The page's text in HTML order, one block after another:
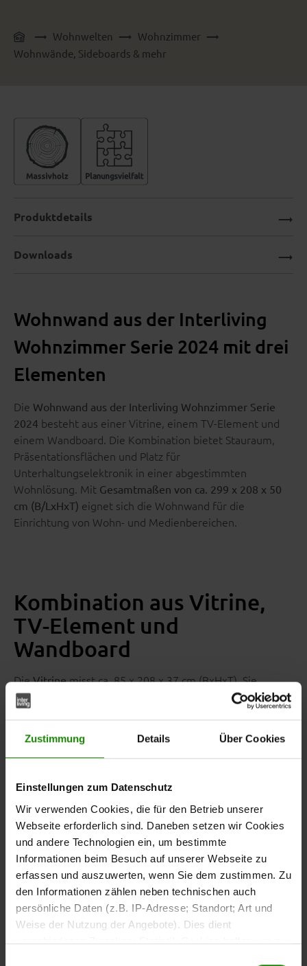
Zustimmung Details Über Cookies
Einstellungen zum Datenschutz
Wir verwenden Cookies, die für den Betrieb unserer
Webseite erforderlich sind. Daneben setzen wir Cookies
und andere Technologien ein, um bestimmte
Informationen beim Besuch auf unserer Webseite zu
erfassen und auszuwerten, wenn Sie dem zustimmen. Zu
den Informationen zählen neben technischen auch
persönliche Daten (z.B. IP-Adresse; Standort; Art und
Weise der Nutzung der Angebote). Dies dient
verschiedenen Zwecken: Statistik Cookies helfen uns zu
Wohnwelten
Wohnzimmer
Wohnwände, Sideboards & mehr
Wohnwand aus der Interliving
Wohnzimmer Serie 2024 mit drei
Elementen
Die Wohnwand aus der Interliving Wohnzimmer Serie
2024 besteht aus einer Vitrine, einem TV-Element und
einem Wandboard. Die Kombination bietet Stauraum,
Präsentationsflächen und Platz für
Unterhaltungselektronik in einer abgestimmten
Wohnlösung. Mit Gesamtmaßen von ca. 299 x 208 x 50
cm (B/LxHxT) eignet sich die Wohnwand für die
Einrichtung von Wohn- und Medienbereichen.
Kombination aus Vitrine,
TV-Element und
Wandboard
DieVitrinemisst ca. 85 x 208 x 37 cm (BxHxT). Sie
verfügt über zwei Schubladen sowie acht Einlegeböden
hinter zwei Holztüren und einer Tür mit Schwarzglas.
Dadurch entstehen verschiedene Stauraumbereiche für
Geschirr, Bücher, Gläser oder Wohnaccessoires.
TV-Bereich mit
zusätzlichem Stauraum
DasTV-Elementbietet Platz für Fernsehgeräte und
Medienzubehör. Hinterzwei Türenund inzwei
Schubladenkönnen Kabel, Spielekonsolen,
Fernbedienungen oder weitere Gegenstände aufbewahrt
werden. Zwei Einlegeböden ergänzen die Aufteilung.
Produktdetails
Downloads